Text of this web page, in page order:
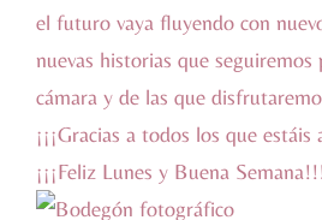
el futuro vaya fluyendo con
nuevas historias que seguiremos
cámara y de las que
¡¡¡Gracias a todos los que
¡¡¡Feliz Lunes y Buena Semana!!!